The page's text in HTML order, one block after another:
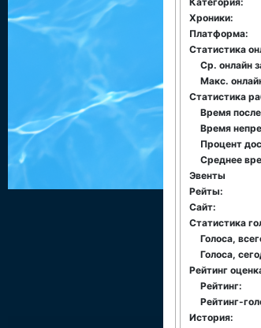
Хроники:
Платформа:
Статистика
Ср. онлайн
Макс.
Статистика
Время
Время
Процент
Среднее
Эвенты
Рейты:
Сайт:
Статистика
Голоса,
Голоса,
Рейтинг
Рейтинг:
Рейтинг-
История: